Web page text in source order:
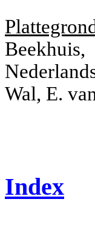
Wal, E.
Index